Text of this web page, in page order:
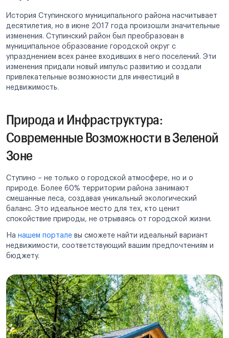
История Ступинского муниципального района насчитывает
десятилетия, но в июне 2017 года произошли значительные
изменения. Ступинский район был преобразован в
муниципальное образование городской округ с
упразднением всех ранее входивших в него поселений. Эти
изменения придали новый импульс развитию и создали
привлекательные возможности для инвестиций в
недвижимость.
Природа и Инфраструктура:
Современные Возможности в Зеленой
Зоне
Ступино – не только о городской атмосфере, но и о
природе. Более 60% территории района занимают
смешанные леса, создавая уникальный экологический
баланс. Это идеальное место для тех, кто ценит
спокойствие природы, не отрываясь от городской жизни.
На нашем портале вы сможете найти идеальный вариант
недвижимости, соответствующий вашим предпочтениям и
бюджету.